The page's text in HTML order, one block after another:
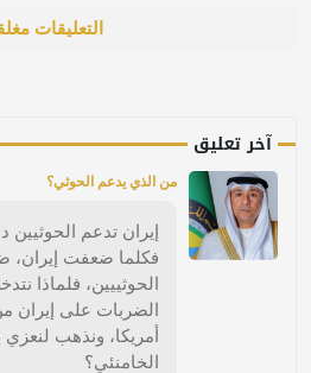
التعليقات
آخر تعليق
من الذي يدعم الحوثي؟
إيران تدعم الحوثيين
فكلما ضعفت
الحوثييين، فلماذا
الضربات على إيران
أمريكا، ونذهب لنعزي
الخامنئي؟